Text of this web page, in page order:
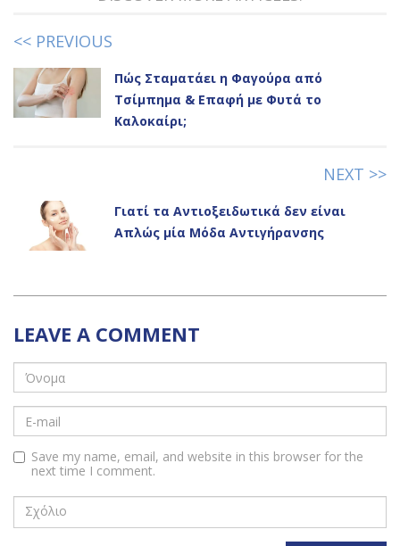
<< PREVIOUS
Πώς Σταματάει η Φαγούρα από
Τσίμπημα & Επαφή με Φυτά το
Καλοκαίρι;
NEXT >>
Γιατί τα Αντιοξειδωτικά δεν είναι
Απλώς μία Μόδα Αντιγήρανσης
LEAVE A COMMENT
Save my name, email, and website in this browser for the
next time I comment.